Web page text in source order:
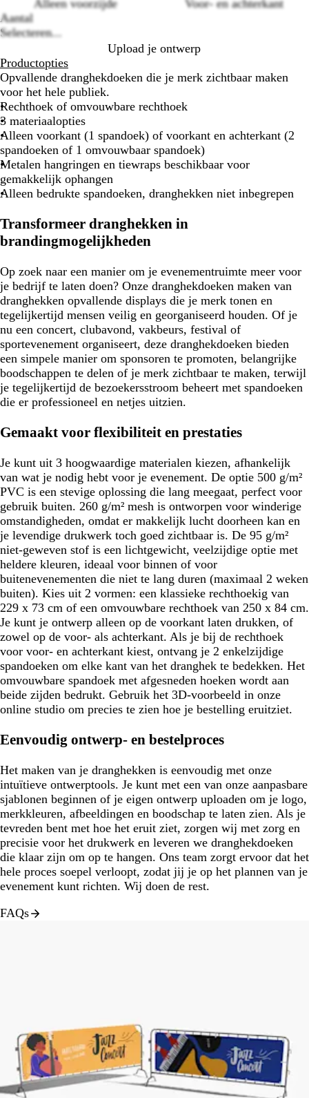
Alleen voorzijde
Voor- en achterkant
Aantal
Selecteren...
Upload je ontwerp
Productopties
Opvallende dranghekdoeken die je merk zichtbaar maken
voor het hele publiek.
Rechthoek of omvouwbare rechthoek
3 materiaalopties
Alleen voorkant (1 spandoek) of voorkant en achterkant (2
spandoeken of 1 omvouwbaar spandoek)
Metalen hangringen en tiewraps beschikbaar voor
gemakkelijk ophangen
Alleen bedrukte spandoeken, dranghekken niet inbegrepen
Transformeer dranghekken in
brandingmogelijkheden
Op zoek naar een manier om je evenementruimte meer voor
je bedrijf te laten doen? Onze dranghekdoeken maken van
dranghekken opvallende displays die je merk tonen en
tegelijkertijd mensen veilig en georganiseerd houden. Of je
nu een concert, clubavond, vakbeurs, festival of
sportevenement organiseert, deze dranghekdoeken bieden
een simpele manier om sponsoren te promoten, belangrijke
boodschappen te delen of je merk zichtbaar te maken, terwijl
je tegelijkertijd de bezoekersstroom beheert met spandoeken
die er professioneel en netjes uitzien.
Gemaakt voor flexibiliteit en prestaties
Je kunt uit 3 hoogwaardige materialen kiezen, afhankelijk
van wat je nodig hebt voor je evenement. De optie 500 g/m²
PVC is een stevige oplossing die lang meegaat, perfect voor
gebruik buiten. 260 g/m² mesh is ontworpen voor winderige
omstandigheden, omdat er makkelijk lucht doorheen kan en
je levendige drukwerk toch goed zichtbaar is. De 95 g/m²
niet-geweven stof is een lichtgewicht, veelzijdige optie met
heldere kleuren, ideaal voor binnen of voor
buitenevenementen die niet te lang duren (maximaal 2 weken
buiten). Kies uit 2 vormen: een klassieke rechthoekig van
229 x 73 cm of een omvouwbare rechthoek van 250 x 84 cm.
Je kunt je ontwerp alleen op de voorkant laten drukken, of
zowel op de voor- als achterkant. Als je bij de rechthoek
voor voor- en achterkant kiest, ontvang je 2 enkelzijdige
spandoeken om elke kant van het dranghek te bedekken. Het
omvouwbare spandoek met afgesneden hoeken wordt aan
beide zijden bedrukt. Gebruik het 3D-voorbeeld in onze
online studio om precies te zien hoe je bestelling eruitziet.
Eenvoudig ontwerp- en bestelproces
Het maken van je dranghekken is eenvoudig met onze
intuïtieve ontwerptools. Je kunt met een van onze aanpasbare
sjablonen beginnen of je eigen ontwerp uploaden om je logo,
merkkleuren, afbeeldingen en boodschap te laten zien. Als je
tevreden bent met hoe het eruit ziet, zorgen wij met zorg en
precisie voor het drukwerk en leveren we dranghekdoeken
die klaar zijn om op te hangen. Ons team zorgt ervoor dat het
hele proces soepel verloopt, zodat jij je op het plannen van je
evenement kunt richten. Wij doen de rest.
FAQs